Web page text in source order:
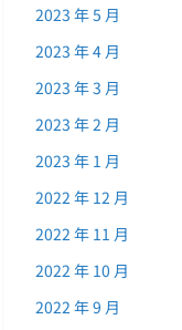
2023 年 5 月
2023 年 4 月
2023 年 3 月
2023 年 2 月
2023 年 1 月
2022 年 12 月
2022 年 11 月
2022 年 10 月
2022 年 9 月